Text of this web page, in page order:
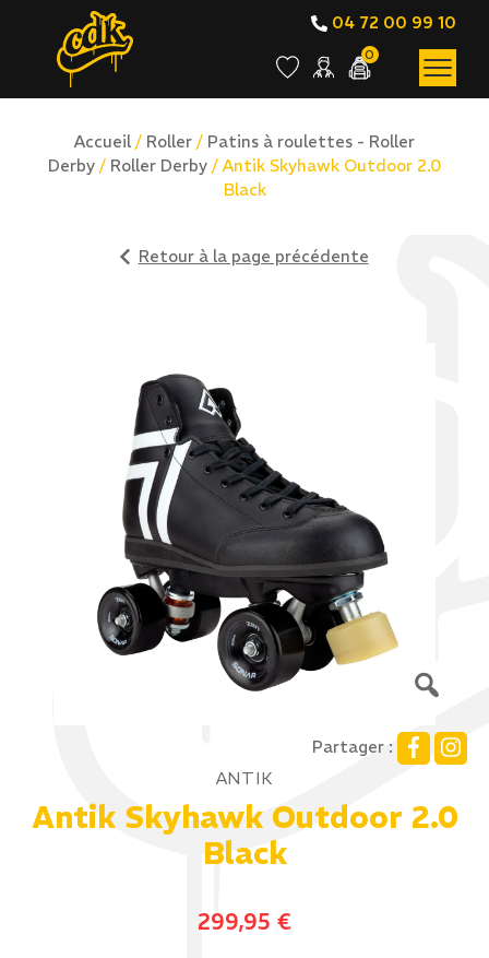
04 72 00 99 10
0
Accueil / Roller / Patins à roulettes - Roller
Derby/ Roller Derby/ Antik Skyhawk Outdoor 2.0
Black
Retour à la page précédente
Partager :
ANTIK
Antik Skyhawk Outdoor 2.0
Black
299,95 €